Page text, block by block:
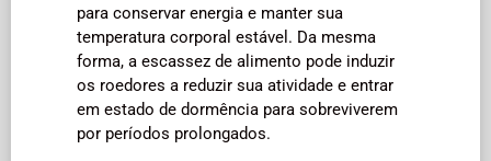
para conservar energia e manter sua
temperatura corporal estável. Da mesma
forma, a escassez de alimento pode induzir
os roedores a reduzir sua atividade e entrar
em estado de dormência para sobreviverem
por períodos prolongados.